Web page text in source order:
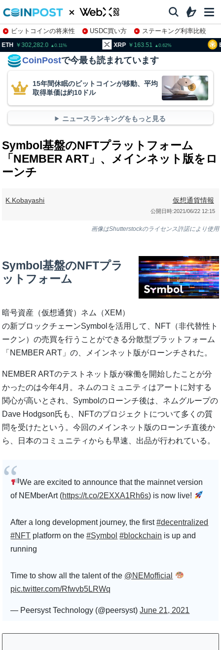
ビットコインの将来性 USDC買い方
ステーキング利率比較
株特集・関連銘柄
0.11 163.51 0.62
CoinPostで今最も読まれています
15年間休眠のビットコインが移動、平均
取得単価は約10ドル
ニュースランキングをもっと見る
Symbol基盤のNFTプラットフォーム
「NEMBER ART」、メインネット版をロ
ーンチ
K.Kobayashi 仮想通貨情報
公開日時:2021/06/22 12:15
画像はShutterstockのライセンス許諾により使用
Symbol基盤のNFTプラ
ットフォーム
暗号資産（仮想通貨）ネム（XEM）
の新ブロックチェーンSymbolを活用して、NFT（非代替性ト
ークン）の売買を行うことができる分散型プラットフォーム
「NEMBER ART」の、メインネット版がローンチされた。
NEMBER ARTのテストネット版が稼働を開始したことが分
かったのは今年4月。ネムのコミュニティはアートに対する
関心が高いとされ、Symbolのローンチ後は、ネムグループの
Dave Hodgson氏も、NFTのプロジェクトについて多くの質
問を受けたという。今回のメインネット版のローンチ直後か
ら、日本のコミュニティからも早速、出品が行われている。
We are excited to announce that the mainnet version
of NEMberArt (https://t.co/2EXXA1Rh6s) is now live!
After a long development journey, the first#decentralized
#NFT platform on the#Symbol #blockchain is up and
running
Time to show all the talent of the @NEMofficial
pic.twitter.com/Rfwvb5LRWq
— Peersyst Technology (@peersyst)June 21, 2021